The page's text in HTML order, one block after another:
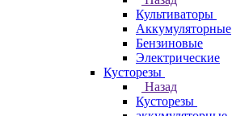
Культиваторы
Аккумуляторные
Бензиновые
Электрические
Кусторезы
Назад
Кусторезы